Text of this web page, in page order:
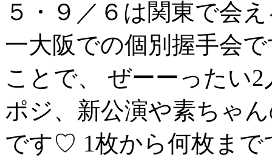
５・９／６は関東で会え
一大阪での個別握手会
ことで、
ぜーーったい
ポジ、新公演や素ちゃ
です♡ 1枚から何枚ま